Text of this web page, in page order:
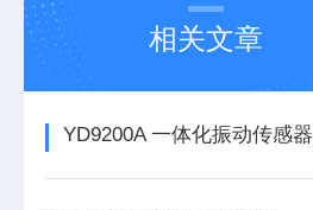
相关文章
YD9200A 一体化振动传感器